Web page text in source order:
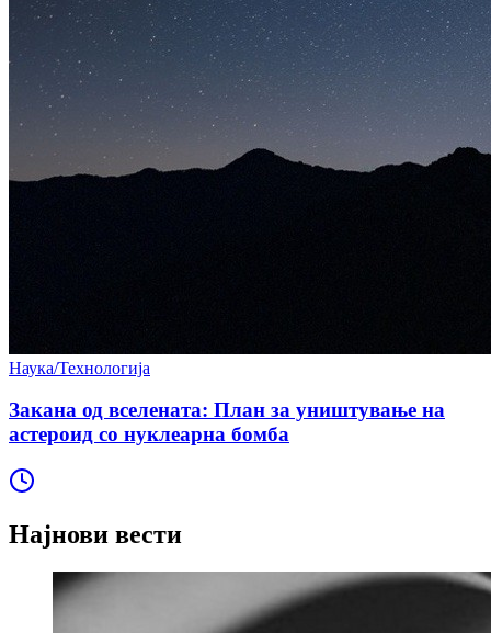
Наука/Технологија
Закана од вселената: План за уништување на
астероид со нуклеарна бомба
Најнови вести